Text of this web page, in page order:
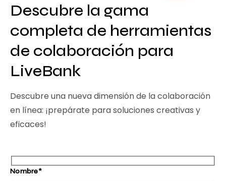
Descubre la gama
completa de herramientas
de colaboración para
LiveBank
Descubre una nueva dimensión de la colaboración
en línea: ¡prepárate para soluciones creativas y
eficaces!
Nombre*